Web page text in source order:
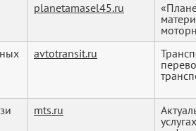
planetamasel45.ru
avtotransit.ru
mts.ru